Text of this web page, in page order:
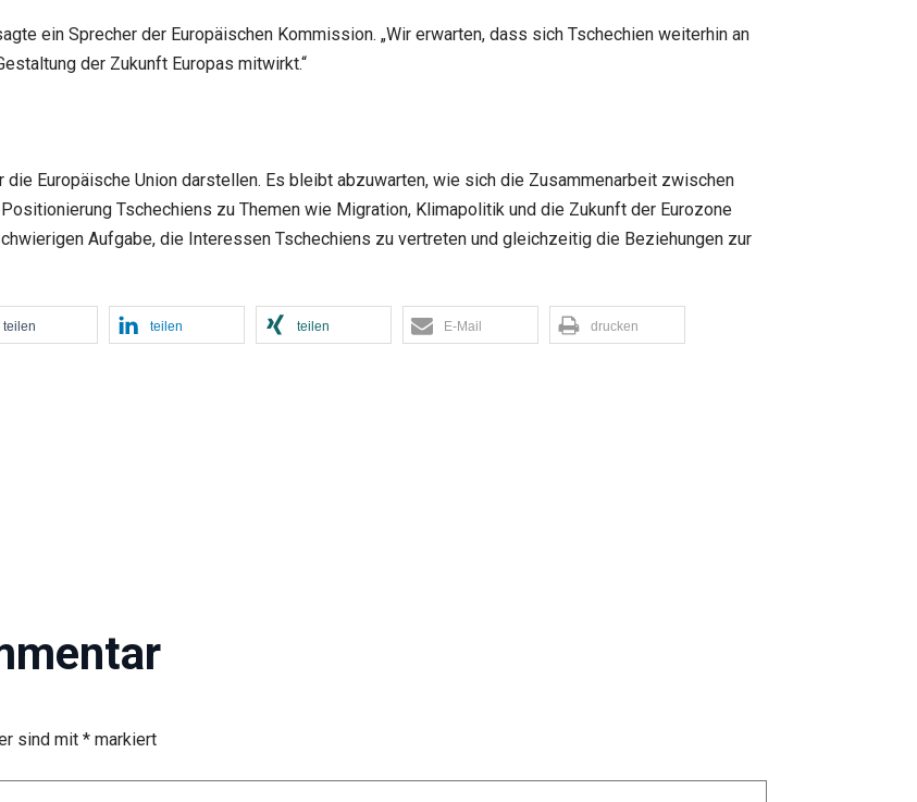
ein Sprecher der Europäischen Kommission. „Wir erwarten, dass sich Tschechien weiterhin an
der Zukunft Europas mitwirkt.“
Europäische Union darstellen. Es bleibt abzuwarten, wie sich die Zusammenarbeit zwischen
Tschechiens zu Themen wie Migration, Klimapolitik und die Zukunft der Eurozone
Aufgabe, die Interessen Tschechiens zu vertreten und gleichzeitig die Beziehungen zur
teilen teilen teilen E-Mail drucken
sind mit * markiert